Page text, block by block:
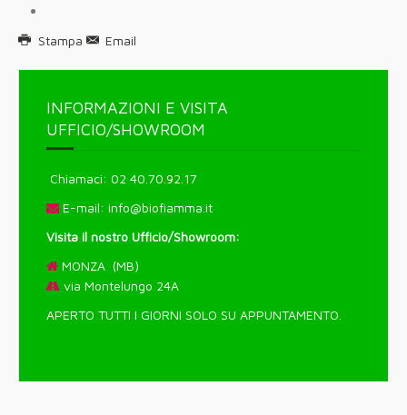
Stampa Email
INFORMAZIONI E VISITA
UFFICIO/SHOWROOM
Chiamaci: 02 40.70.92.17
E-mail: info@biofiamma.it
Visita il nostro Ufficio/Showroom:
MONZA (MB)
via Montelungo 24A
APERTO TUTTI I GIORNI SOLO SU APPUNTAMENTO.